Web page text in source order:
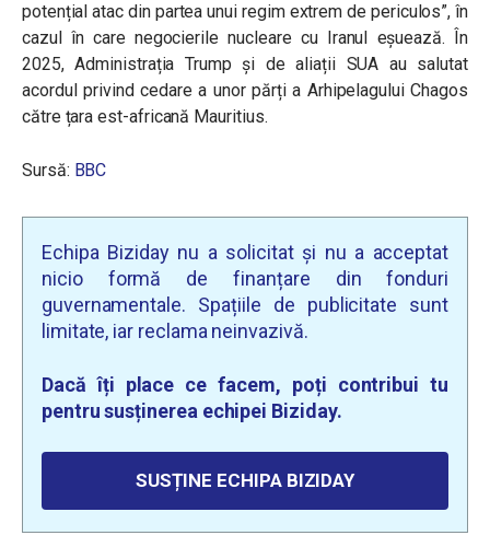
potențial atac din partea unui regim extrem de periculos”, în
cazul în care negocierile nucleare cu Iranul eșuează. În
2025, Administrația Trump și de aliații SUA au salutat
acordul privind cedare a unor părți a Arhipelagului Chagos
către țara est-africană Mauritius.
Sursă: BBC
Echipa Biziday nu a solicitat și nu a acceptat
nicio formă de finanțare din fonduri
guvernamentale. Spațiile de publicitate sunt
limitate, iar reclama neinvazivă.
Dacă îți place ce facem, poți contribui tu
pentru susținerea echipei Biziday.
SUSȚINE ECHIPA BIZIDAY